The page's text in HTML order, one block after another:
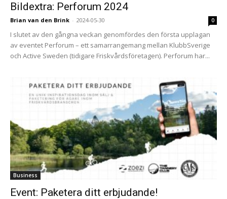
Bildextra: Perforum 2024
Brian van den Brink - 2024-05-30 0
I slutet av den gångna veckan genomfördes den första upplagan
av eventet Perforum – ett samarrangemang mellan KlubbSverige
och Active Sweden (tidigare Friskvårdsföretagen). Perforum har...
Business
Event: Paketera ditt erbjudande!